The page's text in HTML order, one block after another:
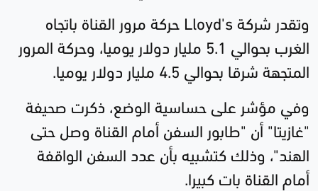
وتقدر شركة Lloyd's حركة مرور القناة باتجاه
الغرب بحوالي 5.1 مليار دولار يوميا، وحركة المرور
المتجهة شرقا بحوالي 4.5 مليار دولار يوميا
.
وفي مؤشر على حساسية الوضع، ذكرت صحيفة
"غازيتا" أن "طابور السفن أمام القناة وصل حتى
الهند"، وذلك كتشبيه بأن عدد السفن الواقفة
أمام القناة بات كبيرا.